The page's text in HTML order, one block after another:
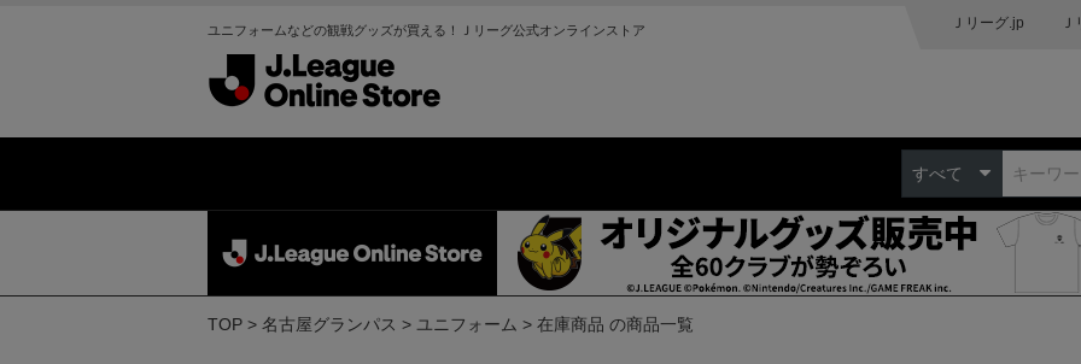
ユニフォームなどの観戦グッズが買える！Ｊリーグ公式オンラインストア Ｊリーグ.jp
すべて
TOP 名古屋グランパス ユニフォーム 在庫商品 の商品一覧